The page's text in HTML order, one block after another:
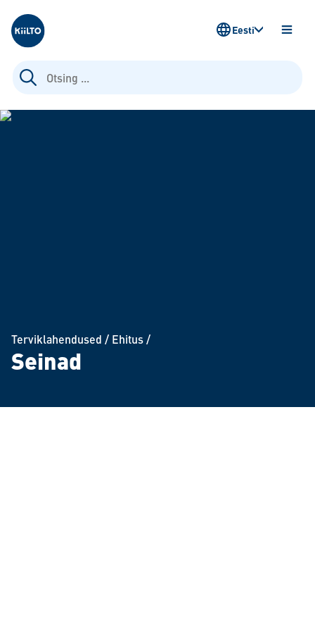
Kiilto Estonia
Otsi:
AVA
Eesti
Terviklahendused / Ehitus/
Seinad